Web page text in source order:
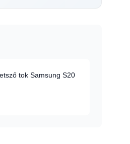
tok Samsung S20